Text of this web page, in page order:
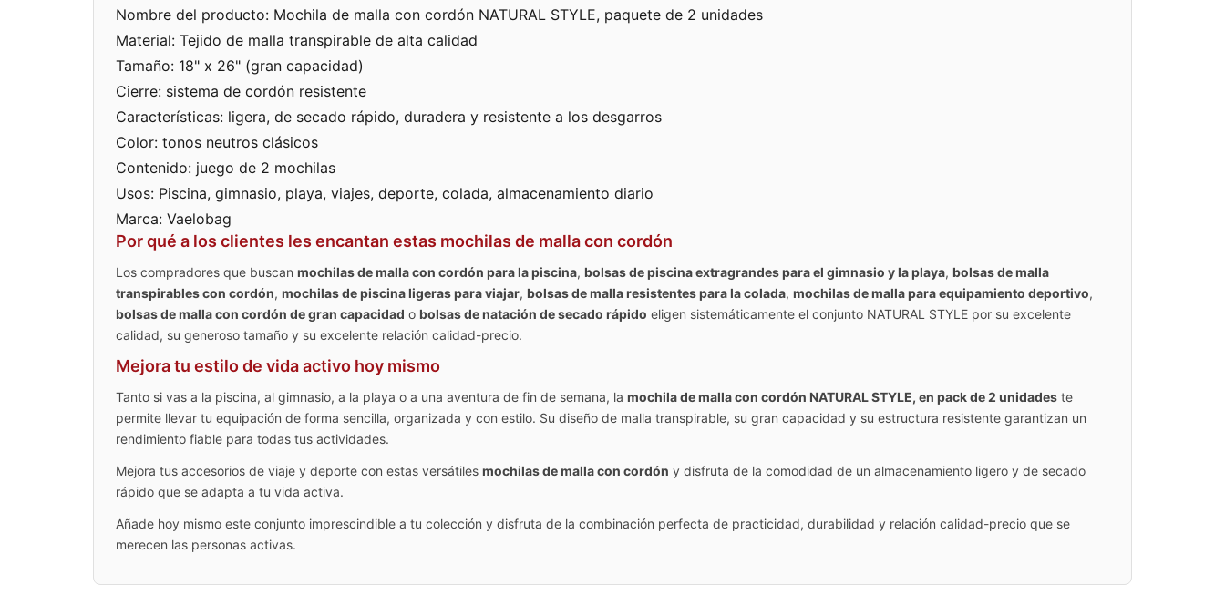
Nombre del producto: Mochila de malla con cordón NATURAL STYLE, paquete de 2 unidades
Material: Tejido de malla transpirable de alta calidad
Tamaño: 18" x 26" (gran capacidad)
Cierre: sistema de cordón resistente
Características: ligera, de secado rápido, duradera y resistente a los desgarros
Color: tonos neutros clásicos
Contenido: juego de 2 mochilas
Usos: Piscina, gimnasio, playa, viajes, deporte, colada, almacenamiento diario
Marca: Vaelobag
Por qué a los clientes les encantan estas mochilas de malla con cordón
Los compradores que buscan mochilas de malla con cordón para la piscina, bolsas de piscina extragrandes para el gimnasio y la playa, bolsas de malla
transpirables con cordón, mochilas de piscina ligeras para viajar, bolsas de malla resistentes para la colada, mochilas de malla para equipamiento deportivo,
bolsas de malla con cordón de gran capacidad o bolsas de natación de secado rápido eligen sistemáticamente el conjunto NATURAL STYLE por su excelente
calidad, su generoso tamaño y su excelente relación calidad-precio.
Mejora tu estilo de vida activo hoy mismo
Tanto si vas a la piscina, al gimnasio, a la playa o a una aventura de fin de semana, la mochila de malla con cordón NATURAL STYLE, en pack de 2 unidades te
permite llevar tu equipación de forma sencilla, organizada y con estilo. Su diseño de malla transpirable, su gran capacidad y su estructura resistente garantizan un
rendimiento fiable para todas tus actividades.
Mejora tus accesorios de viaje y deporte con estas versátiles mochilas de malla con cordón y disfruta de la comodidad de un almacenamiento ligero y de secado
rápido que se adapta a tu vida activa.
Añade hoy mismo este conjunto imprescindible a tu colección y disfruta de la combinación perfecta de practicidad, durabilidad y relación calidad-precio que se
merecen las personas activas.